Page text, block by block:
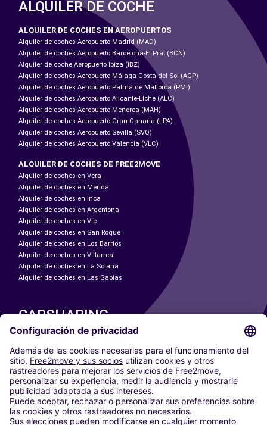
ALQUILER DE COCHE
ALQUILER DE COCHES EN AEROPUERTOS
Alquiler de coches Aeropuerto Madrid (MAD)
Alquiler de coches Aeropuerto Barcelona-El Prat (BCN)
Alquiler de coche Aeropuerto Ibiza (IBZ)
Alquiler de coches Aeropuerto Málaga-Costa del Sol (AGP)
Alquiler de coches Aeropuerto Palma de Mallorca (PMI)
Alquiler de coches Aeropuerto Alicante-Elche (ALC)
Alquiler de coches Aeropuerto Menorca (MAH)
Alquiler de coches Aeropuerto Gran Canaria (LPA)
Alquiler de coches Aeropuerto Sevilla (SVQ)
Alquiler de coches Aeropuerto Valencia (VLC)
ALQUILER DE COCHES DE FREE2MOVE
Alquiler de coches en Vera
Alquiler de coches en Mérida
Alquiler de coches en Inca
Alquiler de coches en Argentona
Alquiler de coches en Vic
Alquiler de coches en San Roque
Alquiler de coches en Los Barrios
Alquiler de coches en Villarreal
Alquiler de coches en La Solana
Alquiler de coches en Las Gabias
CARSHARING
NUESTRAS CIUDADES
Paris
Madrid
Washington DC
Milán
Roma
Turín
Viena